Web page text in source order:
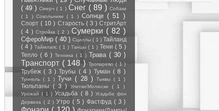
( 49 )Смерч( 1 ) Снег ( 89 )Собаки
( 1 ) Сокольники( 1 ) Солнце( 51 )
Спорт( 10 ) Старость ( 3 ) СтритАрт
( 4 )Стройка( 2 ) Сумерки ( 82 )
СфероМир( 40 ) Сциллы( 1 ) Тайланд
( 4 ) Таймлапс ( 1 ) Танцы ( 1 ) Тени ( 5 )
Тепло ( 6 ) Техника ( 1 ) Трава ( 30 )
Транспорт ( 148 ) Тропарево( 1 )
Трубеж( 3 )Трубы ( 4 ) Туман( 8 )
Туннель( 1 ) Тучи( 28 ) Тыквы ( 1 )
Тюльпаны ( 3 ) Улитки/Молюски ( 1 )
Урожай( 1 ) Усадьба ( 8 ) Усадьба фон
Дервиза ( 2 ) Утро ( 5 ) Фастфуд ( 3 )